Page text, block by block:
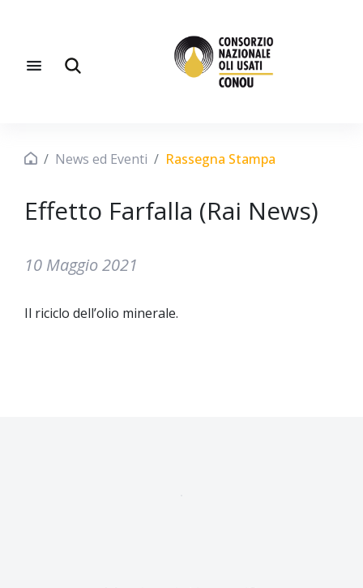
News ed Eventi Rassegna Stampa
Effetto Farfalla (Rai News)
10 Maggio 2021
Il riciclo dell’olio minerale.